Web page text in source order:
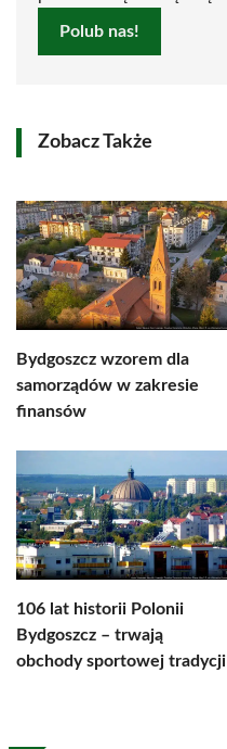
Polub nas!
Zobacz Także
Bydgoszcz wzorem dla
samorządów w zakresie
finansów
106 lat historii Polonii
Bydgoszcz – trwają
obchody sportowej tradycji